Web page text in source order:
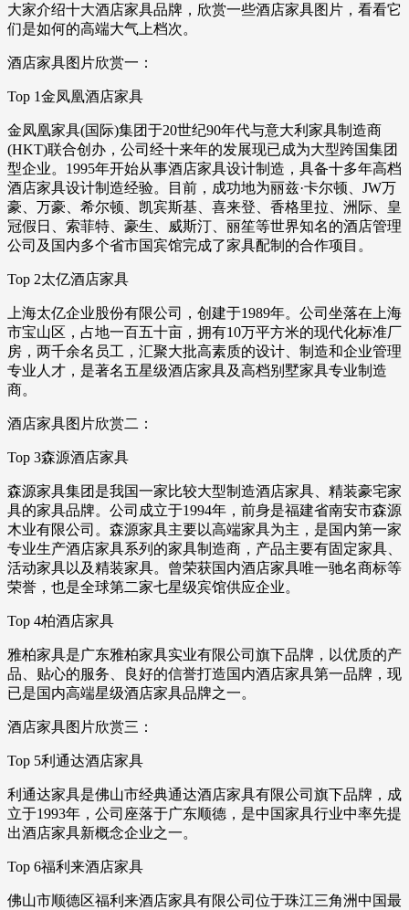
大家介绍十大酒店家具品牌，欣赏一些酒店家具图片，看看它
们是如何的高端大气上档次。
酒店家具图片欣赏一：
Top 1金凤凰酒店家具
金凤凰家具(国际)集团于20世纪90年代与意大利家具制造商
(HKT)联合创办，公司经十来年的发展现已成为大型跨国集团
型企业。1995年开始从事酒店家具设计制造，具备十多年高档
酒店家具设计制造经验。目前，成功地为丽兹·卡尔顿、JW万
豪、万豪、希尔顿、凯宾斯基、喜来登、香格里拉、洲际、皇
冠假日、索菲特、豪生、威斯汀、丽笙等世界知名的酒店管理
公司及国内多个省市国宾馆完成了家具配制的合作项目。
Top 2太亿酒店家具
上海太亿企业股份有限公司，创建于1989年。公司坐落在上海
市宝山区，占地一百五十亩，拥有10万平方米的现代化标准厂
房，两千余名员工，汇聚大批高素质的设计、制造和企业管理
专业人才，是著名五星级酒店家具及高档别墅家具专业制造
商。
酒店家具图片欣赏二：
Top 3森源酒店家具
森源家具集团是我国一家比较大型制造酒店家具、精装豪宅家
具的家具品牌。公司成立于1994年，前身是福建省南安市森源
木业有限公司。森源家具主要以高端家具为主，是国内第一家
专业生产酒店家具系列的家具制造商，产品主要有固定家具、
活动家具以及精装家具。曾荣获国内酒店家具唯一驰名商标等
荣誉，也是全球第二家七星级宾馆供应企业。
Top 4柏酒店家具
雅柏家具是广东雅柏家具实业有限公司旗下品牌，以优质的产
品、贴心的服务、良好的信誉打造国内酒店家具第一品牌，现
已是国内高端星级酒店家具品牌之一。
酒店家具图片欣赏三：
Top 5利通达酒店家具
利通达家具是佛山市经典通达酒店家具有限公司旗下品牌，成
立于1993年，公司座落于广东顺德，是中国家具行业中率先提
出酒店家具新概念企业之一。
Top 6福利来酒店家具
佛山市顺德区福利来酒店家具有限公司位于珠江三角洲中国最